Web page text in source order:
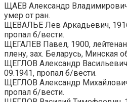
ЩАЕВ Александр
умер от ран.
ЩЕВАЛЬЕ Лев Аркадьевич,
пропал б/вести.
ЩЕГАЛЕВ Павел, 1900,
плену, зах. Беларусь, Минская
ЩЕГЛОВ Александр
09.1941, пропал б/вести.
ЩЕГЛОВ Александр
пропал б/вести.